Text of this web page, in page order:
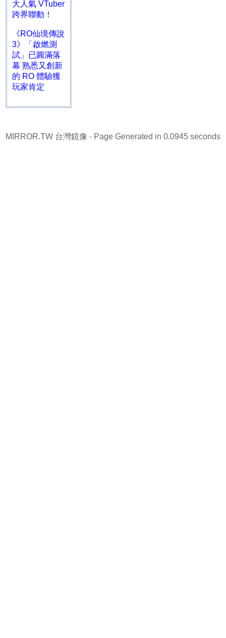
大人氣 VTuber
跨界聯動！
《RO仙境傳說
3》「啟燃測
試」已圓滿落
幕 熟悉又創新
的 RO 體驗獲
玩家肯定
MIRROR.TW 台灣鏡像 - Page Generated in 0.0945 seconds